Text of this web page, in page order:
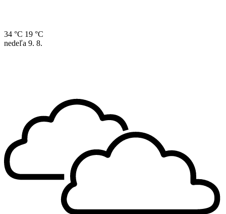
34 °C 19 °C
nedeľa 9. 8.